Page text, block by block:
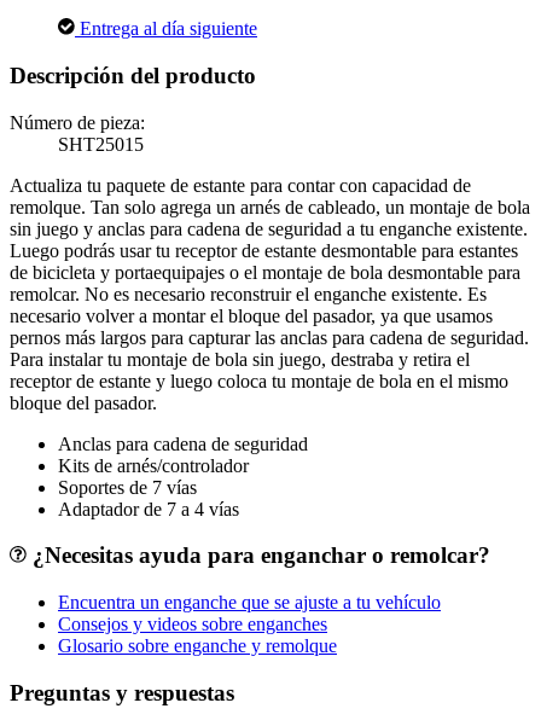
Entrega al día siguiente
Descripción del producto
Número de pieza:
SHT25015
Actualiza tu paquete de estante para contar con capacidad de
remolque. Tan solo agrega un arnés de cableado, un montaje de bola
sin juego y anclas para cadena de seguridad a tu enganche existente.
Luego podrás usar tu receptor de estante desmontable para estantes
de bicicleta y portaequipajes o el montaje de bola desmontable para
remolcar. No es necesario reconstruir el enganche existente. Es
necesario volver a montar el bloque del pasador, ya que usamos
pernos más largos para capturar las anclas para cadena de seguridad.
Para instalar tu montaje de bola sin juego, destraba y retira el
receptor de estante y luego coloca tu montaje de bola en el mismo
bloque del pasador.
Anclas para cadena de seguridad
Kits de arnés/controlador
Soportes de 7 vías
Adaptador de 7 a 4 vías
¿Necesitas ayuda para enganchar o remolcar?
Encuentra un enganche que se ajuste a tu vehículo
Consejos y videos sobre enganches
Glosario sobre enganche y remolque
Preguntas y respuestas